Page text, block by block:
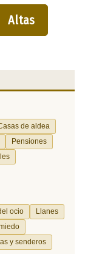
Altas